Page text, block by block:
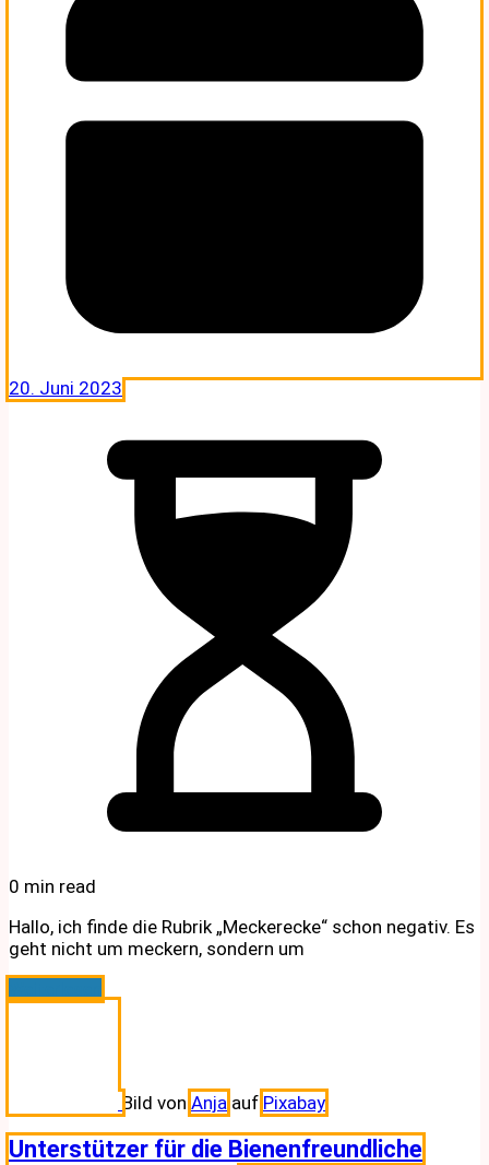
20. Juni 2023
0 min read
Hallo, ich finde die Rubrik „Meckerecke“ schon negativ. Es
geht nicht um meckern, sondern um
Bild von Anja auf Pixabay
Unterstützer für die Bienenfreundliche